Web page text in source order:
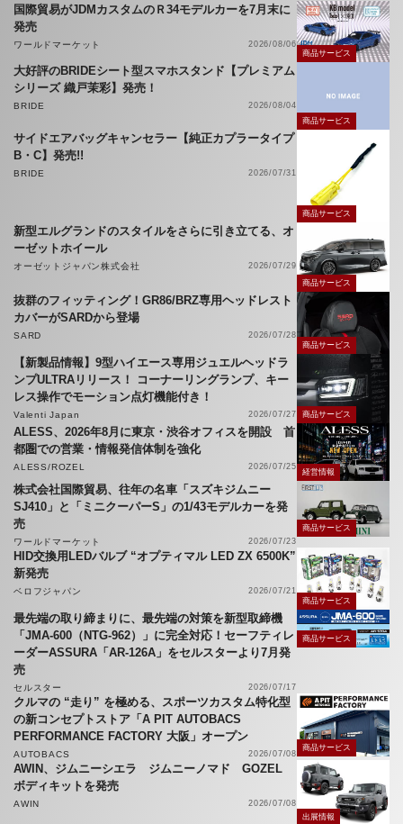
国際貿易がJDMカスタムのＲ34モデルカーを7月末に
発売
ワールドマーケット
2026/08/06
商品サービス
大好評のBRIDEシート型スマホスタンド【プレミアム
シリーズ 織戸茉彩】発売！
BRIDE
2026/08/04
商品サービス
サイドエアバッグキャンセラー【純正カプラータイプ
B・C】発売!!
BRIDE 2026/07/31
商品サービス
新型エルグランドのスタイルをさらに引き立てる、オ
ーゼットホイール
オーゼットジャパン株式会社
2026/07/29
商品サービス
抜群のフィッティング！GR86/BRZ専用ヘッドレスト
カバーがSARDから登場
SARD
2026/07/28
商品サービス
【新製品情報】9型ハイエース専用ジュエルヘッドラ
ンプULTRAリリース！ コーナーリングランプ、キー
レス操作でモーション点灯機能付き！
Valenti Japan 2026/07/27 商品サービス
ALESS、2026年8月に東京・渋谷オフィスを開設 首
都圏での営業・情報発信体制を強化
ALESS/ROZEL 2026/07/25
経営情報
株式会社国際貿易、往年の名車「スズキジムニー
SJ410」と「ミニクーパーS」の1/43モデルカーを発
売
ワールドマーケット 2026/07/23
商品サービス
HID交換用LEDバルブ “オプティマル LED ZX 6500K”
新発売
ベロフジャパン
2026/07/21
商品サービス
最先端の取り締まりに、最先端の対策を新型取締機
「JMA-600（NTG-962）」に完全対応！セーフティレ
ーダーASSURA「AR-126A」をセルスターより7月発
売
セルスター 2026/07/17
商品サービス
クルマの “走り” を極める、スポーツカスタム特化型
の新コンセプトストア「A PIT AUTOBACS
PERFORMANCE FACTORY 大阪」オープン
AUTOBACS 2026/07/08
商品サービス
AWIN、ジムニーシエラ ジムニーノマド GOZEL
ボディキットを発売
AWIN
2026/07/08
出展情報